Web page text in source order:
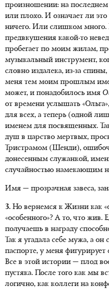
произношении: на
или плохо. И означает ли
ничего. Или слишком
предвкушения какой-то
пробегает по моим жилам,
музыкальный инструмент,
словно издалека, из-за
меня тем моим прошлым
может, и понадобилось имя
от времени услышать
для всех, а теперь (одной
именем для посвященных.
душ в царство мертвых,
Тристрамом (Шенди),
донесенным служанкой,
случайностью намекающим
Имя — прозрачная завеса,
3. Но вернемся к Жизни как
«особенного»? А то, что жив.
получаешь в награду
Так я угадала себе мужа, а
паспорте, у меня
Все в этой истории — плод
пустяка. После того как мы
логично, как коллеги на